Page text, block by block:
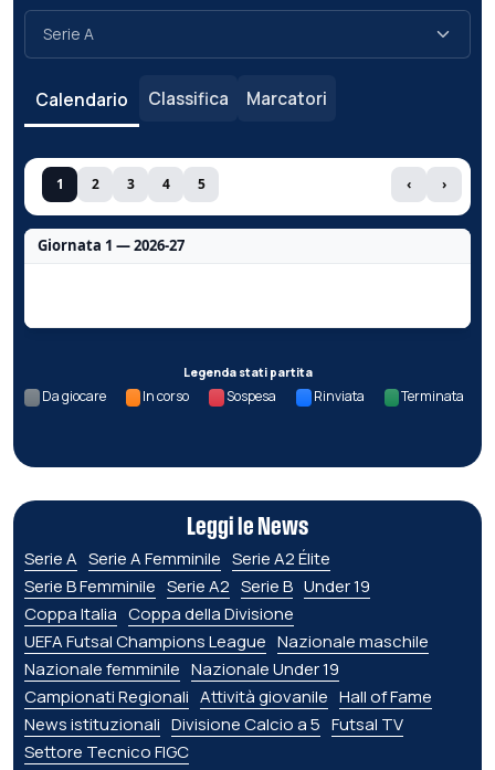
Calendario Classifica Marcatori
1 2 3 4 5 ‹ ›
Giornata 1 — 2026-27
Legenda stati partita
Da giocare In corso Sospesa Rinviata Terminata
Leggi le News
Serie A Serie A Femminile Serie A2 Élite
Serie B Femminile Serie A2 Serie B Under 19
Coppa Italia Coppa della Divisione
UEFA Futsal Champions League Nazionale maschile
Nazionale femminile Nazionale Under 19
Campionati Regionali Attività giovanile Hall of Fame
News istituzionali Divisione Calcio a 5 Futsal TV
Settore Tecnico FIGC